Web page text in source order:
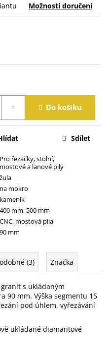
Možnosti doručení
Do košíku
Pro řezačky, stolní,
mostové a lanové pily
žula
na mokro
kameník
400 mm, 500 mm
CNC, mostová píla
90 mm
Sdílet
(3) Značka
s ukládaným
90 mm. Výška segmentu 15
pod úhlem, vyřezávání
ukládané diamantové